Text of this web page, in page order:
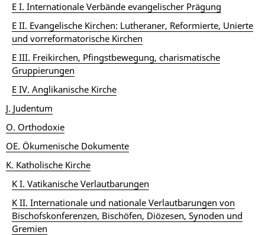
E I. Internationale Verbände evangelischer Prägung
E II. Evangelische Kirchen: Lutheraner, Reformierte, Unierte
und vorreformatorische Kirchen
E III. Freikirchen, Pfingstbewegung, charismatische
Gruppierungen
E IV. Anglikanische Kirche
J. Judentum
O. Orthodoxie
OE. Ökumenische Dokumente
K. Katholische Kirche
K I. Vatikanische Verlautbarungen
K II. Internationale und nationale Verlautbarungen von
Bischofskonferenzen, Bischöfen, Diözesen, Synoden und
Gremien